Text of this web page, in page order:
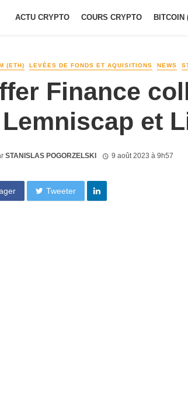
ACTU CRYPTO COURS CRYPTO BITCOIN
(ETH) LEVÉES DE FONDS ET AQUISITIONS NEWS
Finance
et
STANISLAS POGORZELSKI 9 août 2023 à 9h57
Tweeter